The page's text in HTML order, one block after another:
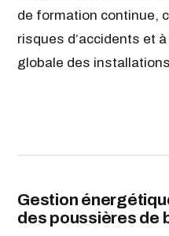
de formation continue,
risques d’accidents et
globale des
Gestion
des poussières de